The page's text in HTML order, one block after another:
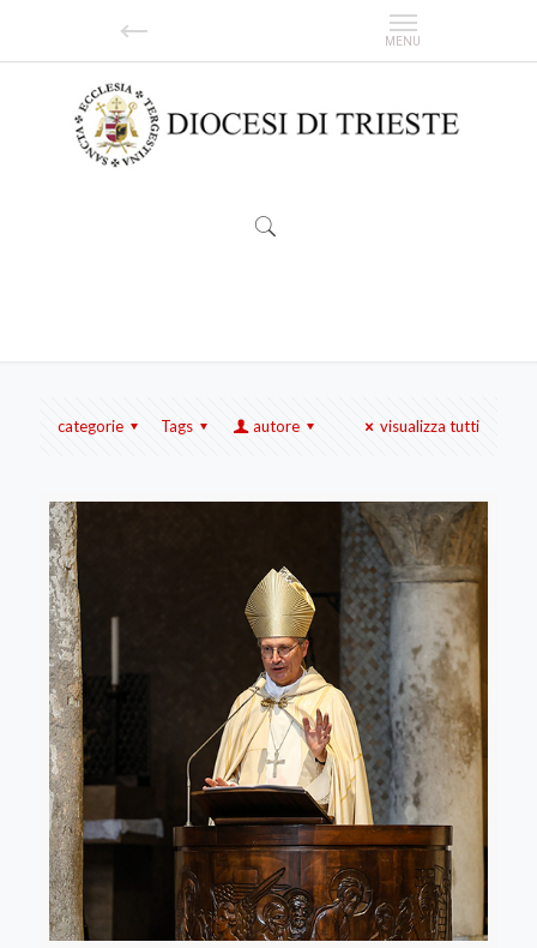
categorie Tags autore visualizza tutti